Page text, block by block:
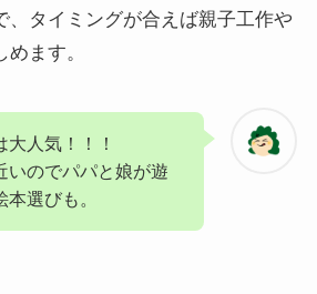
、タイミングが合えば親子工作や
ます。
人気！！！
いのでパパと娘が遊
選びも。